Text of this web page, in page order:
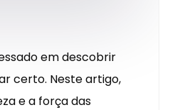
em descobrir
certo. Neste artigo,
e a força das